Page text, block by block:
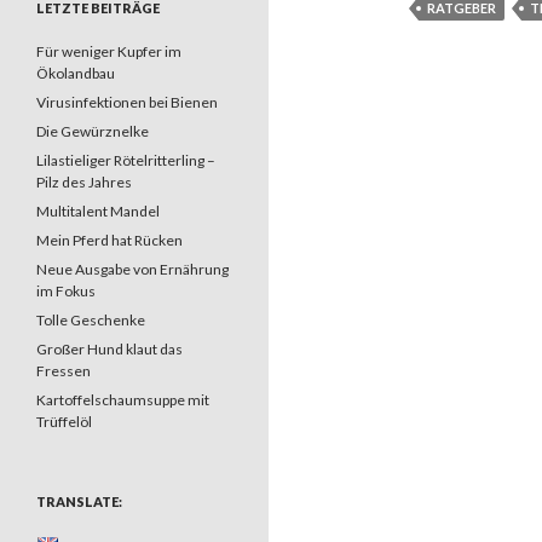
RATGEBER
LETZTE BEITRÄGE
Für weniger Kupfer im
Ökolandbau
Virusinfektionen bei Bienen
Die Gewürznelke
Lilastieliger Rötelritterling –
Pilz des Jahres
Multitalent Mandel
Mein Pferd hat Rücken
Neue Ausgabe von Ernährung
im Fokus
Tolle Geschenke
Großer Hund klaut das
Fressen
Kartoffelschaumsuppe mit
Trüffelöl
TRANSLATE: